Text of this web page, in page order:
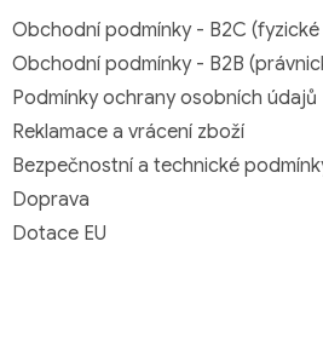
Obchodní podmínky - B2C
Obchodní podmínky - B2B
Podmínky ochrany osobních údajů
Reklamace a vrácení zboží
Bezpečnostní a technické
Doprava
Dotace EU